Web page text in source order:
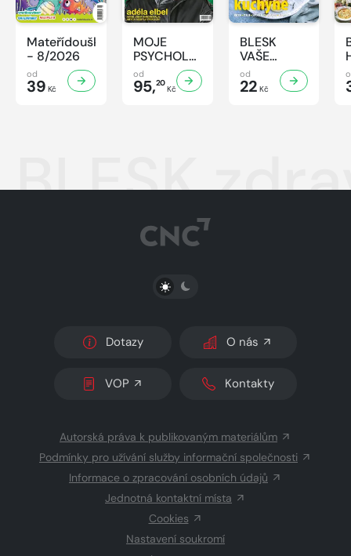
Mateřídouška
- 8/2026
od
39 Kč
MOJE
PSYCHOLOGIE
- 8/2026
od
95,20
Kč
BLESK
VAŠE
RECEPTY -
8/2026
od
22 Kč
BLESK
PŘEPNOUT SVĚTLÝ/TMAVÝ REŽIM
Dotazy O nás
VOP Kontakty
Autorská práva k publikovaným materiálům
Podmínky pro užívání služby informační společnosti
Informace o zpracování osobních údajů
Jednotná kontaktní místa
Cookies
Nastavení soukromí